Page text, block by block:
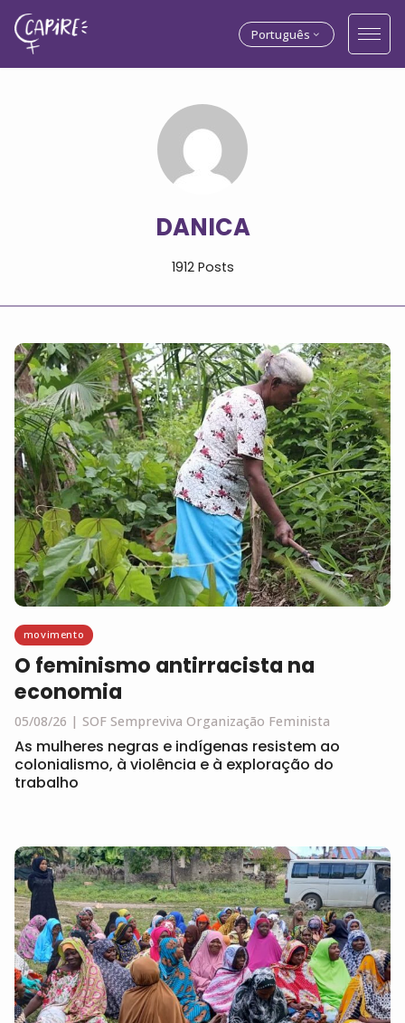
Português
DANICA
1912 Posts
movimento
O feminismo antirracista na
economia
05/08/26 SOF Sempreviva Organização Feminista
As mulheres negras e indígenas resistem ao
colonialismo, à violência e à exploração do
trabalho